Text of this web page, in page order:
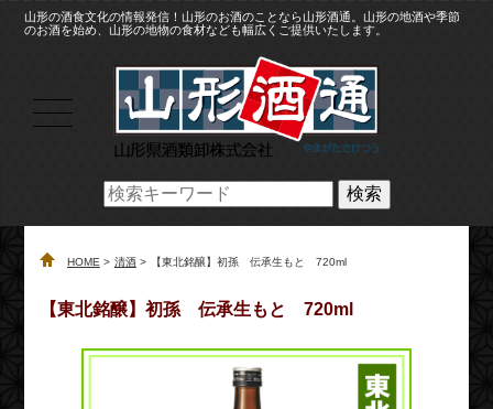
山形の酒食文化の情報発信！山形のお酒のことなら山形酒通。山形の地酒や季節
のお酒を始め、山形の地物の食材なども幅広くご提供いたします。
検索
HOME 清酒 【東北銘醸】初孫 伝承生もと 720ml
【東北銘醸】初孫 伝承生もと 720ml